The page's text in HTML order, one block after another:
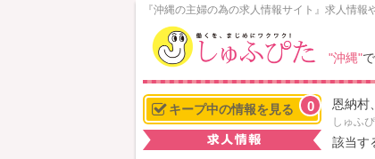
『沖縄の主婦の為の求人情報サイト』求人情
"沖縄"
恩納村
しゅふ
該当す
キープ中の情報を見る 0